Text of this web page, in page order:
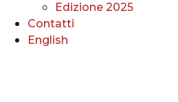
Edizione 2025
Contatti
English